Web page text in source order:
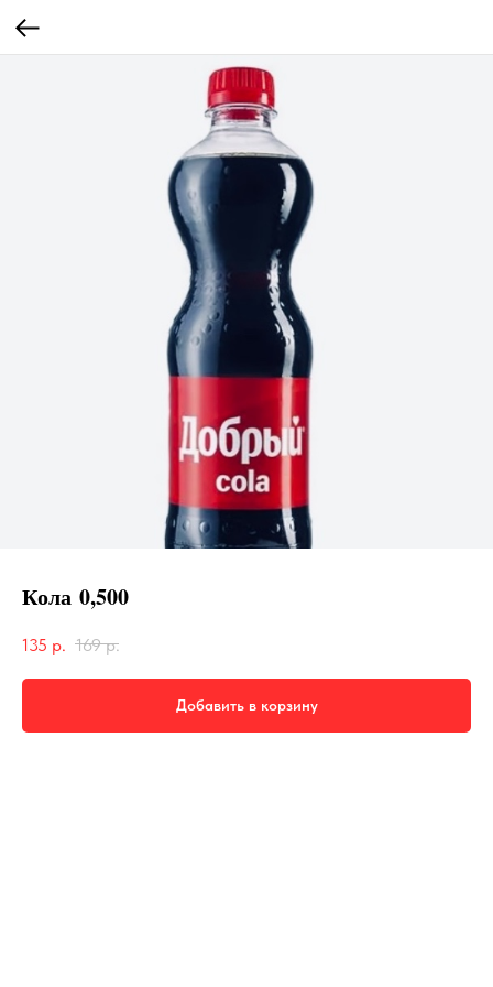
Кола 0,500
135 р. 169 р.
Добавить в корзину